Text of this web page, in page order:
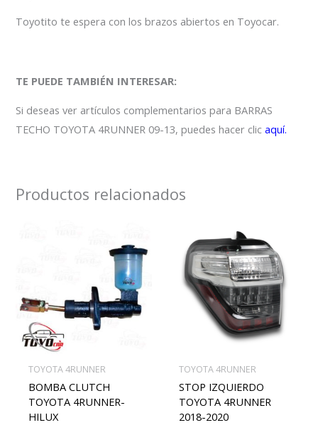
Toyotito te espera con los brazos abiertos en Toyocar.
TE PUEDE TAMBIÉN INTERESAR:
Si deseas ver artículos complementarios para BARRAS
TECHO TOYOTA 4RUNNER 09-13, puedes hacer clicaquí.
Productos relacionados
TOYOTA 4RUNNER
BOMBA CLUTCH
TOYOTA 4RUNNER-
HILUX
TOYOTA 4RUNNER
STOP IZQUIERDO
TOYOTA 4RUNNER
2018-2020